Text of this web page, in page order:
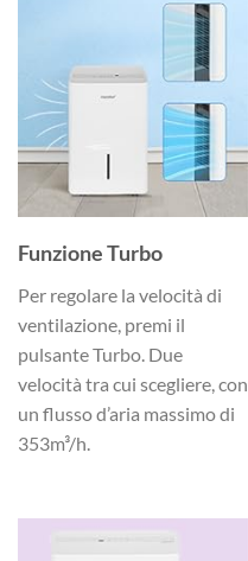
Funzione Turbo
Per regolare la velocità di
ventilazione, premi il
pulsante Turbo. Due
velocità tra cui scegliere, con
un flusso d’aria massimo di
353m³/h.